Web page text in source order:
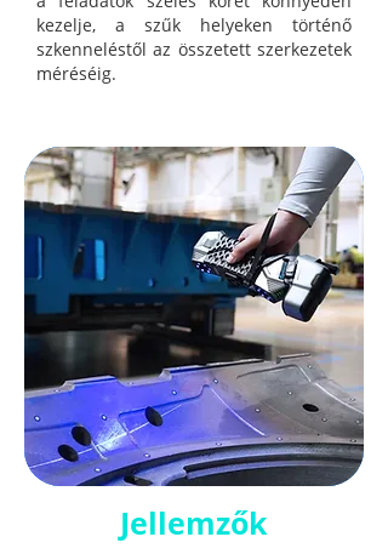
kezelje, a szűk helyeken történő
szkenneléstől az összetett szerkezetek
méréséig.
Jellemzők